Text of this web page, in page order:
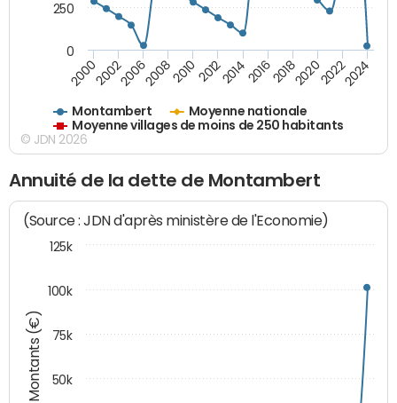
Montambert
Moyenne nationale
Moyenne villages de moins de 250 habitants
200020022006200820102012201420162018202020222024
0
250
© JDN 2026
Annuité de la dette de Montambert
Montants (€)
(Source : JDN d'après ministère de l'Economie)
50k
75k
100k
125k